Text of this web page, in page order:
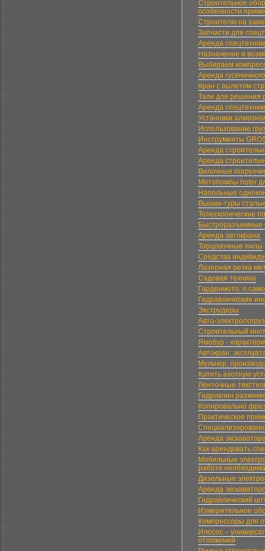
Строительное
особенности
Строителю на
Запчасти для
Аренда
Назначение и
Выбираем
Аренда
Кран с вылетом
Тали для решения
Аренда
Установки
Использование
Инструменты
Аренда
Аренда
Вилочные
Мотопомпы huter
Напольные
Вышки-туры
Телескопические
Быстроразъемные
Аренда автокрана
Торцовочные пилы
Средства
Лазерная резка
Садовая техника
Гарденмото: о
Гидравлические
Экструдеры
Авто-
Строительный
Ямобур -
Автокран:
Мульчер,
Купить азотную
Ленточные
Гидроклин
Копировально
Практическое
Аренда
Как арендовать
Мобильные
работе
Дизельные
Аренда
Гидравлический
Измерительное
Компрессоры для
Илосос –
отложений